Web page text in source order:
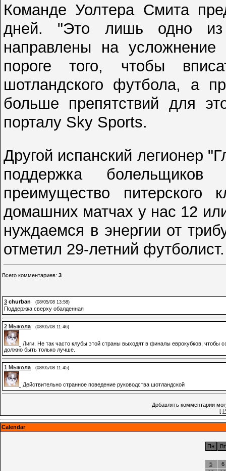
Команде Уолтера Смита
дней. "Это лишь одно из
направлены на
пороге того, чтобы
шотландского футбола, а
больше препятствий для
порталу Sky Sports.
Другой испанский легионер
поддержка болельщиков
преимущество питерского
домашних матчах у нас 12
нуждаемся в энергии от
отметил 29-летний футболист.
Всего комментариев: 3
3 churban (08/05/08 13:58)
Поддержка сверху обалденная
2 Мыкола (08/05/08 11:46)
Лиги. Не так часто клубы этой страны выходят в финалы еврокубков, чтобы
должно быть только лучше.
1 Мыкола (08/05/08 11:45)
Действительно странное поведение руководства шотландской
Добавлять комментарии
[
Calendar
Пн Вт
5
6